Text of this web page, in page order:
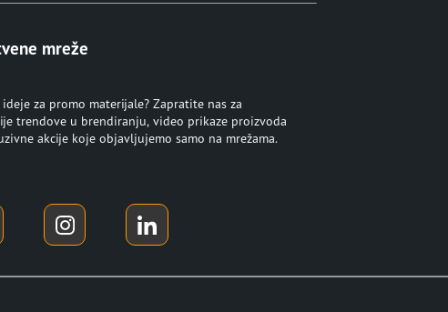
mreže
za promo materijale? Zapratite nas za
trendove u brendiranju, video prikaze proizvoda
akcije koje objavljujemo samo na mrežama.